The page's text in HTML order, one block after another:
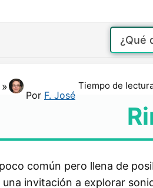
»
Por F. José
Tiempo de
común pero llena de
invitación a explorar